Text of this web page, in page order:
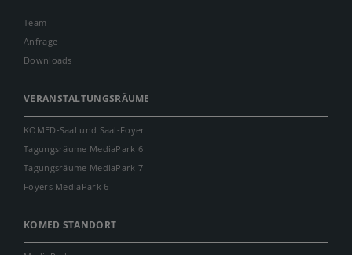
Team
Anfrage
Downloads
VERANSTALTUNGSRÄUME
KOMED-Saal und Saal-Foyer
Tagungsräume MediaPark 6
Tagungsräume MediaPark 7
Foyers MediaPark 6
KOMED STANDORT